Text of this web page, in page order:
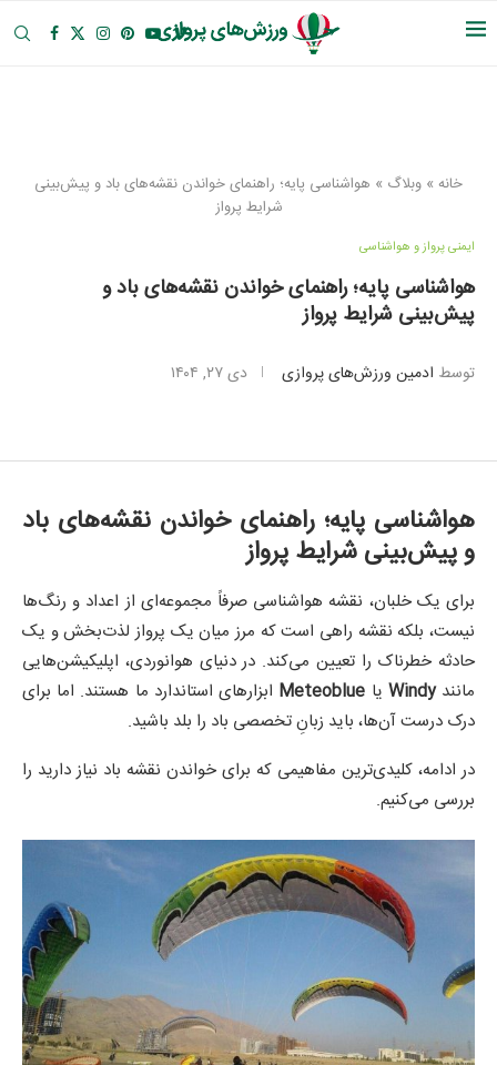
خانه » وبلاگ » هواشناسی پایه؛ راهنمای خواندن نقشه‌های باد و پیش‌بینی
شرایط پرواز
ایمنی پرواز و هواشناسی
هواشناسی پایه؛ راهنمای خواندن نقشه‌های باد و
پیش‌بینی شرایط پرواز
توسط ادمین ورزش‌های پروازی دی ۲۷, ۱۴۰۴
هواشناسی پایه؛ راهنمای خواندن نقشه‌های باد
و پیش‌بینی شرایط پرواز
برای یک خلبان، نقشه هواشناسی صرفاً مجموعه‌ای از اعداد و رنگ‌ها
نیست، بلکه نقشه راهی است که مرز میان یک پرواز لذت‌بخش و یک
حادثه خطرناک را تعیین می‌کند. در دنیای هوانوردی، اپلیکیشن‌هایی
مانندWindy یا Meteoblue ابزارهای استاندارد ما هستند. اما برای
درک درست آن‌ها، باید زبانِ تخصصی باد را بلد باشید.
در ادامه، کلیدی‌ترین مفاهیمی که برای خواندن نقشه باد نیاز دارید را
بررسی می‌کنیم.